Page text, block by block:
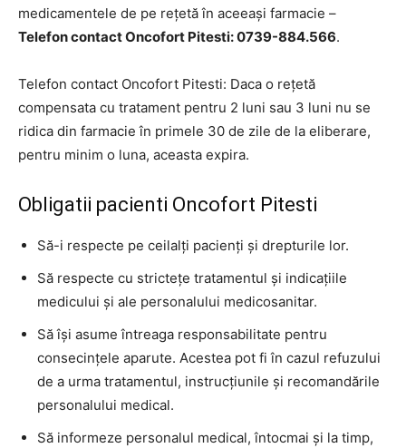
medicamentele de pe rețetă în aceeași farmacie –
Telefon contact Oncofort Pitesti: 0739-884.566.
Telefon contact Oncofort Pitesti: Daca o rețetă
compensata cu tratament pentru 2 luni sau 3 luni nu se
ridica din farmacie în primele 30 de zile de la eliberare,
pentru minim o luna, aceasta expira.
Obligatii pacienti Oncofort Pitesti
Să-i respecte pe ceilalţi pacienţi şi drepturile lor.
Să respecte cu stricteţe tratamentul şi indicaţiile
medicului şi ale personalului medicosanitar.
Să îşi asume întreaga responsabilitate pentru
consecinţele aparute. Acestea pot fi în cazul refuzului
de a urma tratamentul, instrucţiunile şi recomandările
personalului medical.
Să informeze personalul medical, întocmai şi la timp,